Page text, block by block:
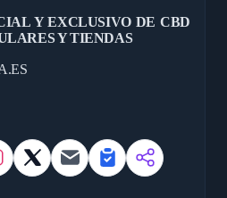
Y EXCLUSIVO DE CBD
Y TIENDAS